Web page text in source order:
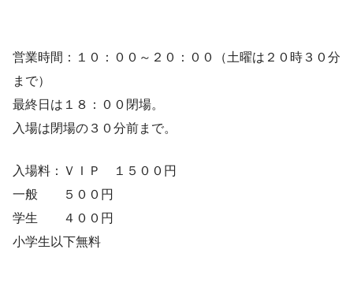
営業時間：１０：００～２０：００（土曜は２０時３０分
まで）
最終日は１８：００閉場。
入場は閉場の３０分前まで。
入場料：ＶＩＰ １５００円
一般 ５００円
学生 ４００円
小学生以下無料